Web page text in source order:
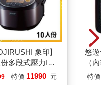
免類似案件再度發生——法
到。
法：是C的錯。
太冤了吧？」
避免B被A誘騙進入C的工地
成本高得多，雖然懲罰C會
象印】
多段式壓力IH
腦電子鍋(NP-
特價 11990 元
悠
（
特價